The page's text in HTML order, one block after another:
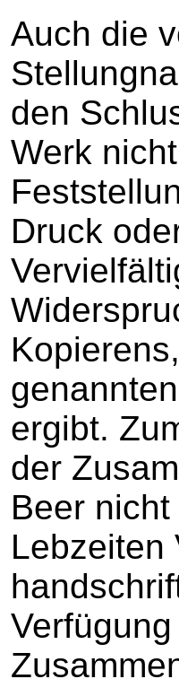
Auch die
den
Werk
Druck
ergibt.
der
Beer
Lebzeiten